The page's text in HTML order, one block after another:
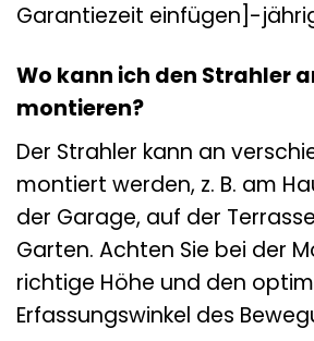
Garantiezeit einfügen]-
Wo kann ich den Strahler
montieren?
Der Strahler kann an
montiert werden, z. B. am
der Garage, auf der
Garten. Achten Sie bei der
richtige Höhe und den
Erfassungswinkel des